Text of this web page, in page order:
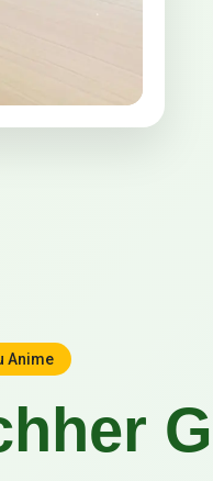
Anime